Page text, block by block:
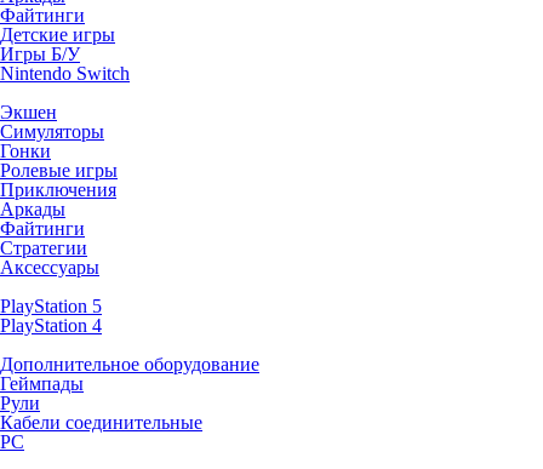
Файтинги
Детские игры
Игры Б/У
Nintendo Switch
Экшен
Симуляторы
Гонки
Ролевые игры
Приключения
Аркады
Файтинги
Стратегии
Аксессуары
PlayStation 5
PlayStation 4
Дополнительное оборудование
Геймпады
Рули
Кабели соединительные
PC